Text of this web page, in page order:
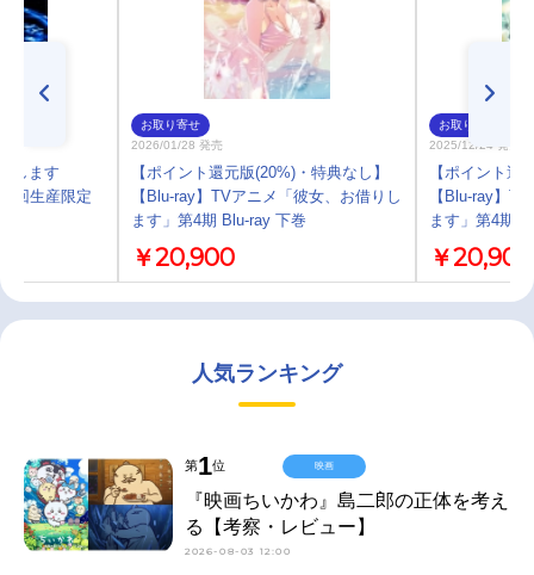
します
回生産限定
お取り寄せ
2026/01/28 発売
【ポイント還元版(20%)・特典なし】
【Blu-ray】TVアニメ「彼女、お借りし
ます」第4期 Blu-ray 下巻
￥20,900
お取り寄せ
2025/12/24 発売
【ポイント還
【Blu-ray】
ます」第4期
￥20,900
人気ランキング
第1位
『映画ちいかわ』島二郎の正体を考え
る【考察・レビュー】
2026-08-03 12:00
映画